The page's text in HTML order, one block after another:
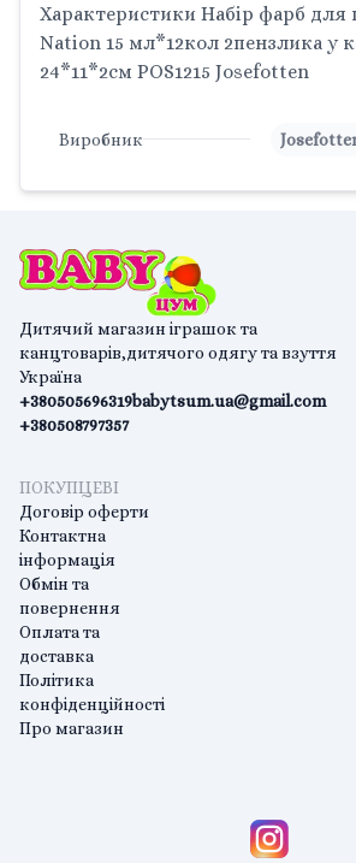
Характеристики Набір фарб для
Nation 15 мл*12кол 2пензлика у
24*11*2см POS1215 Josefotten
Виробник
Дитячий магазин іграшок та
канцтоварів,дитячого одягу та взуття
Україна
+380505696319
+380508797357
babytsum.ua@gmail.com
ПОКУПЦЕВІ
Договір оферти
Контактна
інформація
Обмін та
повернення
Оплата та
доставка
Політика
конфіденційності
Про магазин